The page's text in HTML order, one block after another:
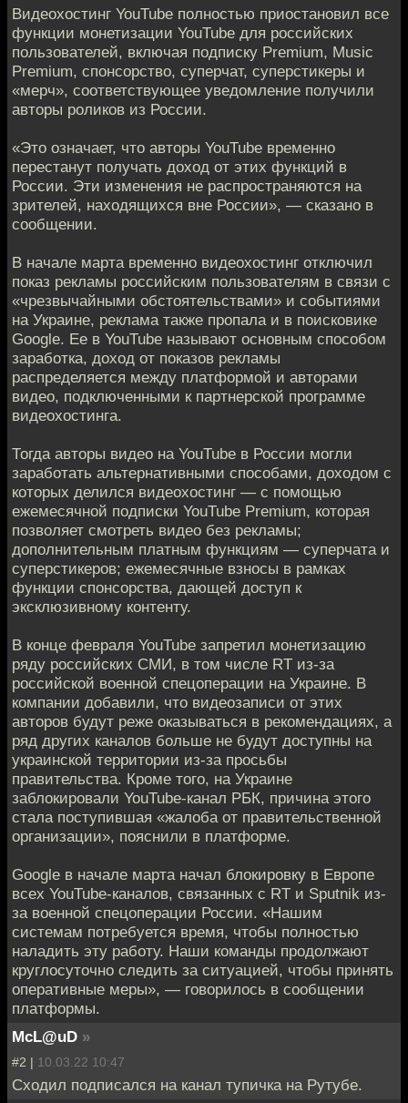
Видеохостинг YouTube полностью приостановил все
функции монетизации YouTube для российских
пользователей, включая подписку Premium, Music
Premium, спонсорство, суперчат, суперстикеры и
«мерч», соответствующее уведомление получили
авторы роликов из России.
«Это означает, что авторы YouTube временно
перестанут получать доход от этих функций в
России. Эти изменения не распространяются на
зрителей, находящихся вне России», — сказано в
сообщении.
В начале марта временно видеохостинг отключил
показ рекламы российским пользователям в связи с
«чрезвычайными обстоятельствами» и событиями
на Украине, реклама также пропала и в поисковике
Google. Ее в YouTube называют основным способом
заработка, доход от показов рекламы
распределяется между платформой и авторами
видео, подключенными к партнерской программе
видеохостинга.
Тогда авторы видео на YouTube в России могли
заработать альтернативными способами, доходом с
которых делился видеохостинг — с помощью
ежемесячной подписки YouTube Premium, которая
позволяет смотреть видео без рекламы;
дополнительным платным функциям — суперчата и
суперстикеров; ежемесячные взносы в рамках
функции спонсорства, дающей доступ к
эксклюзивному контенту.
В конце февраля YouTube запретил монетизацию
ряду российских СМИ, в том числе RT из-за
российской военной спецоперации на Украине. В
компании добавили, что видеозаписи от этих
авторов будут реже оказываться в рекомендациях, а
ряд других каналов больше не будут доступны на
украинской территории из-за просьбы
правительства. Кроме того, на Украине
заблокировали YouTube-канал РБК, причина этого
стала поступившая «жалоба от правительственной
организации», пояснили в платформе.
Google в начале марта начал блокировку в Европе
всех YouTube-каналов, связанных с RT и Sputnik из-
за военной спецоперации России. «Нашим
системам потребуется время, чтобы полностью
наладить эту работу. Наши команды продолжают
круглосуточно следить за ситуацией, чтобы принять
оперативные меры», — говорилось в сообщении
платформы.
McL@uD »
#2 | 10.03.22 10:47
Сходил подписался на канал тупичка на Рутубе.